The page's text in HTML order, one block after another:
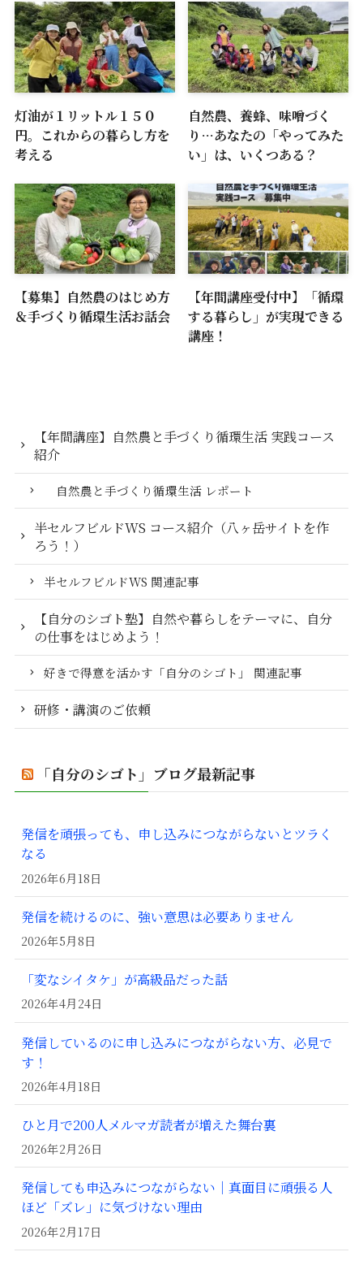
灯油が１リットル１５０
円。これからの暮らし方を
考える
自然農、養蜂、味噌づく
り…あなたの「やってみた
い」は、いくつある？
【募集】自然農のはじめ方
＆手づくり循環生活お話会
【年間講座受付中】「循環
する暮らし」が実現できる
講座！
【年間講座】自然農と手づくり循環生活 実践コース
紹介
自然農と手づくり循環生活 レポート
半セルフビルドWS コース紹介（八ヶ岳サイトを作
ろう！）
半セルフビルドWS 関連記事
【自分のシゴト塾】自然や暮らしをテーマに、自分
の仕事をはじめよう！
好きで得意を活かす「自分のシゴト」 関連記事
研修・講演のご依頼
「自分のシゴト」ブログ最新記事
発信を頑張っても、申し込みにつながらないとツラく
なる
2026年6月18日
発信を続けるのに、強い意思は必要ありません
2026年5月8日
「変なシイタケ」が高級品だった話
2026年4月24日
発信しているのに申し込みにつながらない方、必見で
す！
2026年4月18日
ひと月で200人メルマガ読者が増えた舞台裏
2026年2月26日
発信しても申込みにつながらない｜真面目に頑張る人
ほど「ズレ」に気づけない理由
2026年2月17日